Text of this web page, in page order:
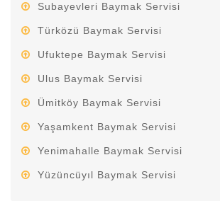
Subayevleri Baymak Servisi
Türközü Baymak Servisi
Ufuktepe Baymak Servisi
Ulus Baymak Servisi
Ümitköy Baymak Servisi
Yaşamkent Baymak Servisi
Yenimahalle Baymak Servisi
Yüzüncüyıl Baymak Servisi